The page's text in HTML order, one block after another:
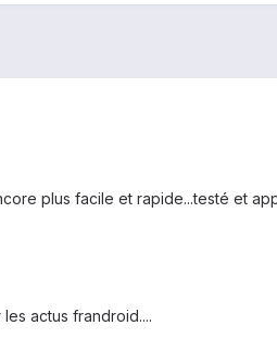
plus facile et rapide...testé et
actus frandroid....